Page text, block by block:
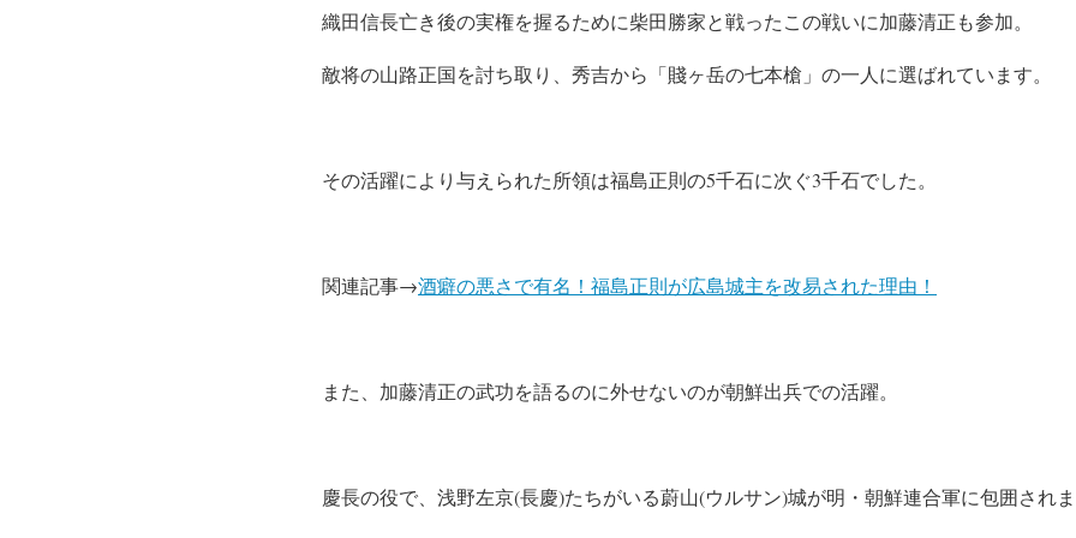
織田信長亡き後の実権を握るために柴田勝家と戦ったこの戦いに加藤清正も参加。
敵将の山路正国を討ち取り、秀吉から「賤ヶ岳の七本槍」の一人に選ばれています。
その活躍により与えられた所領は福島正則の5千石に次ぐ3千石でした。
関連記事→酒癖の悪さで有名！福島正則が広島城主を改易された理由！
また、加藤清正の武功を語るのに外せないのが朝鮮出兵での活躍。
慶長の役で、浅野左京(長慶)たちがいる蔚山(ウルサン)城が明・朝鮮連合軍に包囲され